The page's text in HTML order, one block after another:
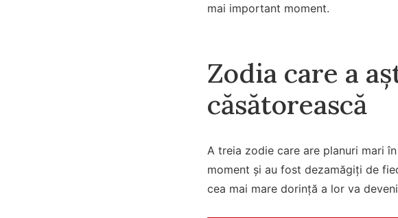
mai important moment.
Zodia care a
căsătorească
A treia zodie care are planuri mari
moment și au fost dezamăgiți de
cea mai mare dorință a lor va